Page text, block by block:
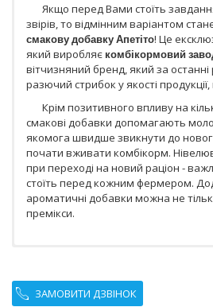
Якщо перед Вами стоїть
звірів, то відмінним варіантом
смакову добавку Апетіто! Це
який виробляє комбікормовий
вітчизняний бренд, який за останні
разючий стрибок у якості
Крім позитивного впливу на
смакові добавки допомагають
якомога швидше звикнути до
почати вживати комбікорм.
при переході на новий раціон -
стоїть перед кожним фермером.
ароматичні добавки можна не
премікси.
ЗАМОВИТИ ДЗВІНОК